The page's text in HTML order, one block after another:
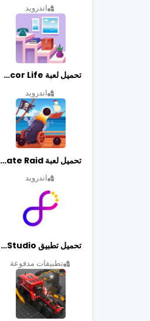
اندرويد
تحميل لعبة Decor Life مهكرة أخر إصدار
اندرويد
تحميل لعبة Pirate Raid مهكرة أخر إصدار
اندرويد
تحميل تطبيق Graphic Studio مهكر أخر إصدار
تطبيقات مدفوعة